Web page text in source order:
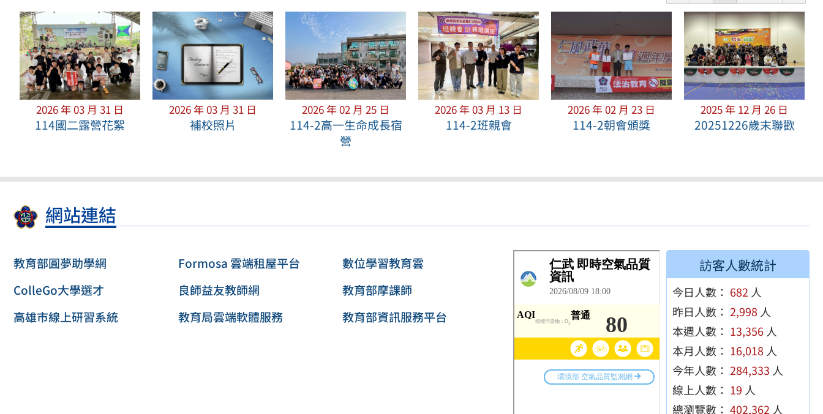
一
張
停
放
一
張
2026 年 03 月 31 日
114國二露營花絮
2026 年 03 月 31 日
補校照片
2026 年 02 月 25 日
114-2高一生命成長宿
營
2026 年 03 月 13 日
114-2班親會
2026 年 02 月 23 日
114-2朝會頒獎
2025 年 12 月 26 日
20251226歲末聯歡
網站連結
教育部圓夢助學網 Formosa 雲端租屋平台
數位學習教育雲
ColleGo大學選才
良師益友教師網
教育部摩課師
高雄市線上研習系統
教育局雲端軟體服務 教育部資訊服務平台
訪客人數統計
今日人數： 682 人
昨日人數： 2,998 人
本週人數： 13,356 人
本月人數： 16,018 人
今年人數： 284,333 人
線上人數： 19 人
總瀏覽數： 402,362 人